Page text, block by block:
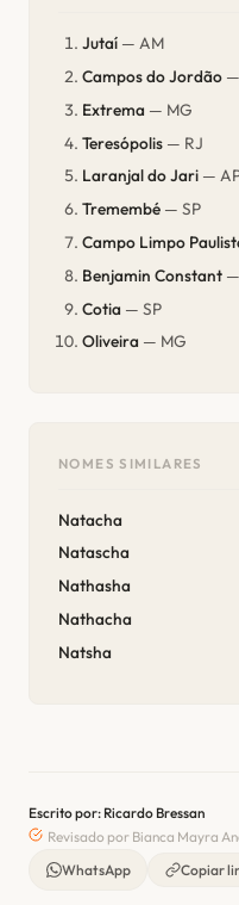
Jutaí — AM
Campos do Jordão
Extrema — MG
Teresópolis — RJ
Laranjal do Jari —
Tremembé — SP
Campo Limpo
Benjamin Constant
Cotia — SP
Oliveira — MG
NOMES SIMILARES
Natacha
Natascha
Nathasha
Nathacha
Natsha
Escrito por: Ricardo Bressan
Revisado por Bianca Mayra
WhatsApp
Copiar